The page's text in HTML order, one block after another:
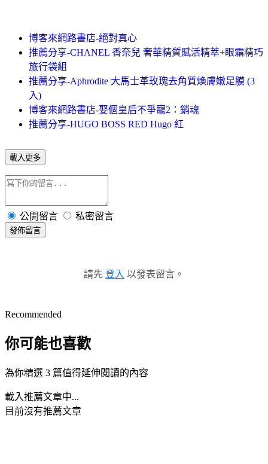
博客來網路書店-絕對真心
推薦分享-CHANEL 香奈兒 奢華精質賦活精萃+眼霜精巧
旅行袋組
推薦分享-Aphrodite 大馬士革玫瑰去角質煥膚嫩足膜 (3
入)
博客來網路書店-娶個皇后不爭寵2：銷魂
推薦分享-HUGO BOSS RED Hugo 紅
載入更多
公開留言 私密留言
發佈留言
請先 登入 以發表留言。
Recommended
你可能也喜歡
為你精選 3 篇值得延伸閱讀的內容
載入推薦文章中...
目前沒有推薦文章